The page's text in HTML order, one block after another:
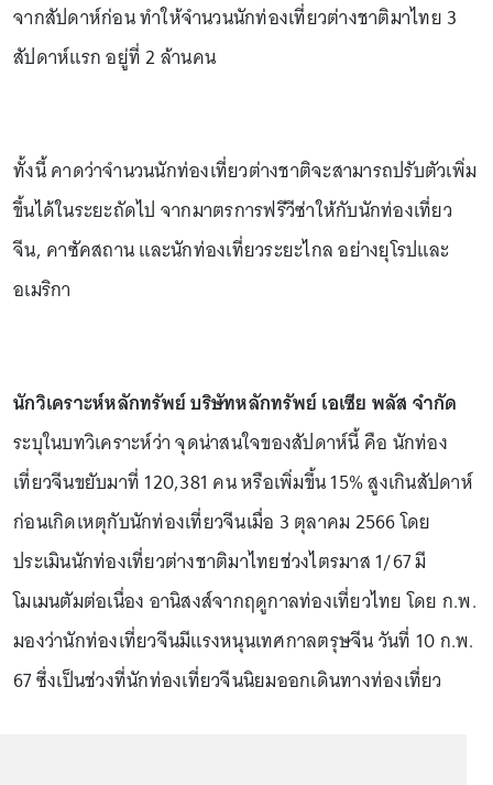
จากสัปดาห์ก่อน ทำให้จำนวนนักท่องเที่ยวต่างชาติมาไทย 3
สัปดาห์แรก อยู่ที่ 2 ล้านคน
ทั้งนี้ คาดว่าจำนวนนักท่องเที่ยวต่างชาติจะสามารถปรับตัวเพิ่ม
ขึ้นได้ในระยะถัดไป จากมาตรการฟรีวีซ่าให้กับนักท่องเที่ยว
จีน, คาซัคสถาน และนักท่องเที่ยวระยะไกล อย่างยุโรปและ
อเมริกา
นักวิเคราะห์หลักทรัพย์ บริษัทหลักทรัพย์ เอเซีย พลัส จำกัด
ระบุในบทวิเคราะห์ว่า จุดน่าสนใจของสัปดาห์นี้ คือ นักท่อง
เที่ยวจีนขยับมาที่ 120,381 คน หรือเพิ่มขึ้น 15% สูงเกินสัปดาห์
ก่อนเกิดเหตุกับนักท่องเที่ยวจีนเมื่อ 3 ตุลาคม 2566 โดย
ประเมินนักท่องเที่ยวต่างชาติมาไทยช่วงไตรมาส 1/67 มี
โมเมนตัมต่อเนื่อง อานิสงส์จากฤดูกาลท่องเที่ยวไทย โดย ก.พ.
มองว่านักท่องเที่ยวจีนมีแรงหนุนเทศกาลตรุษจีน วันที่ 10 ก.พ.
67 ซึ่งเป็นช่วงที่นักท่องเที่ยวจีนนิยมออกเดินทางท่องเที่ยว